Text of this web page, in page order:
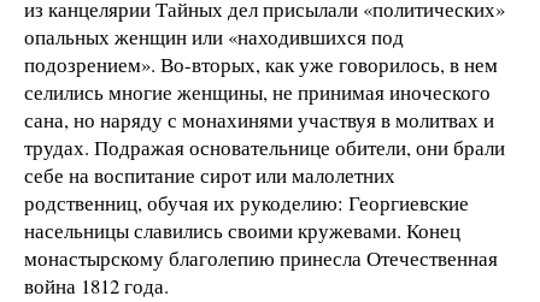
из канцелярии Тайных дел присылали «политических»
опальных женщин или «находившихся под
подозрением». Во-вторых, как уже говорилось, в нем
селились многие женщины, не принимая иноческого
сана, но наряду с монахинями участвуя в молитвах и
трудах. Подражая основательнице обители, они брали
себе на воспитание сирот или малолетних
родственниц, обучая их рукоделию: Георгиевские
насельницы славились своими кружевами. Конец
монастырскому благолепию принесла Отечественная
война 1812 года.